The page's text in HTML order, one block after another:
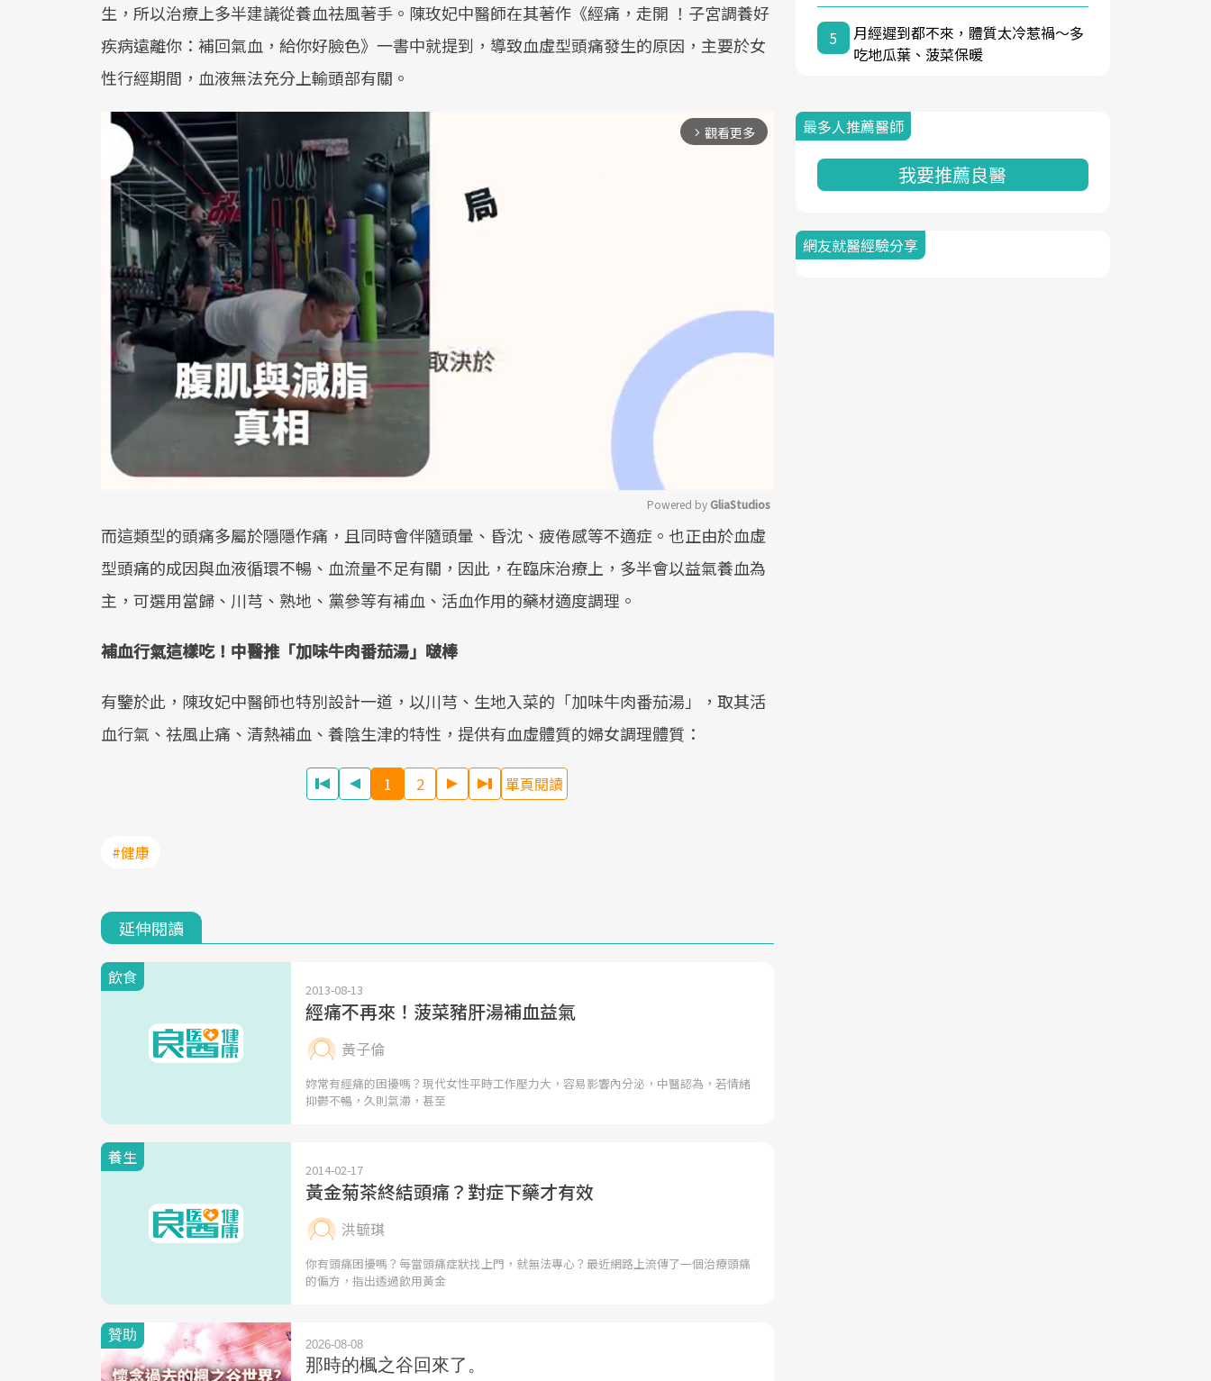
生，所以治療上多半建議從養血祛風著手。陳玫妃中醫師在其著作《經痛，走開 ！子宮調養好
疾病遠離你：補回氣血，給你好臉色》一書中就提到，導致血虛型頭痛發生的原因，主要於女
性行經期間，血液無法充分上輸頭部有關。
arrow_forward_ios 觀看更多
Mute
Powered by GliaStudios
而這類型的頭痛多屬於隱隱作痛，且同時會伴隨頭暈、昏沈、疲倦感等不適症。也正由於血虛
型頭痛的成因與血液循環不暢、血流量不足有關，因此，在臨床治療上，多半會以益氣養血為
主，可選用當歸、川芎、熟地、黨參等有補血、活血作用的藥材適度調理。
補血行氣這樣吃！中醫推「加味牛肉番茄湯」啵棒
有鑒於此，陳玫妃中醫師也特別設計一道，以川芎、生地入菜的「加味牛肉番茄湯」，取其活
血行氣、祛風止痛、清熱補血、養陰生津的特性，提供有血虛體質的婦女調理體質：
1 2 單頁閱讀
#健康
延伸閱讀
飲食
2013-08-13
經痛不再來！菠菜豬肝湯補血益氣
黃子倫
妳常有經痛的困擾嗎？現代女性平時工作壓力大，容易影響內分泌，中醫認為，若情緒
抑鬱不暢，久則氣滯，甚至
養生
2014-02-17
黃金菊茶終結頭痛？對症下藥才有效
洪毓琪
你有頭痛困擾嗎？每當頭痛症狀找上門，就無法專心？最近網路上流傳了一個治療頭痛
的偏方，指出透過飲用黃金
5
月經遲到都不來，體質太冷惹禍〜多
吃地瓜葉、菠菜保暖
最多人推薦醫師
我要推薦良醫
網友就醫經驗分享